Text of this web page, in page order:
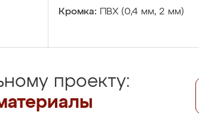
Кромка: ПВХ (0,4 мм, 2 мм)
проекту: